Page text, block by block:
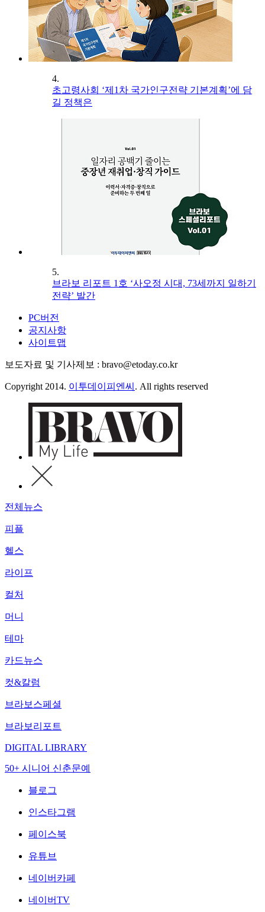
4.
초고령사회 ‘제1차 국가인구전략 기본계획’에 담
길 정책은
5.
브라보 리포트 1호 ‘사오정 시대, 73세까지 일하기
전략’ 발간
PC버전
공지사항
사이트맵
보도자료 및 기사제보 : bravo@etoday.co.kr
Copyright 2014. 이투데이피엔씨 . All rights reserved
전체뉴스
피플
헬스
라이프
컬처
머니
테마
카드뉴스
컷&칼럼
브라보스페셜
브라보리포트
DIGITAL LIBRARY
50+ 시니어 신춘문예
블로그
인스타그램
페이스북
유튜브
네이버카페
네이버TV